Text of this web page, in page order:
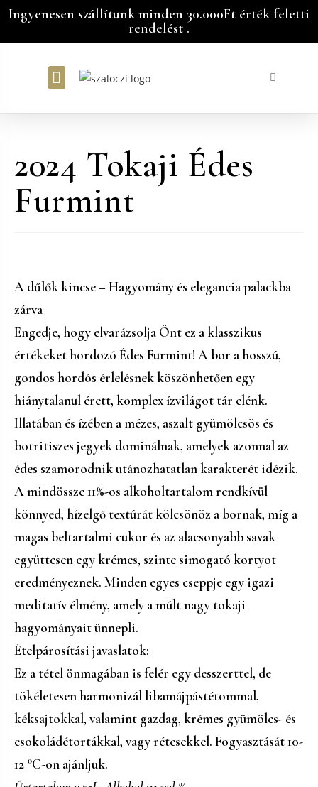
Ingyenesen szállítunk minden 30.000Ft érték feletti
rendelést .
2024 Tokaji Édes
Furmint
A dűlők kincse – Hagyomány és elegancia palackba
zárva
Engedje, hogy elvarázsolja Önt ez a klasszikus
értékeket hordozó Édes Furmint! A bor a hosszú,
gondos hordós érlelésnek köszönhetően egy
hiánytalanul érett, komplex ízvilágot tár elénk.
Illatában és ízében a mézes, aszalt gyümölcsös és
botritiszes jegyek dominálnak, amelyek azonnal az
édes szamorodnik utánozhatatlan karakterét idézik.
A mindössze 11%-os alkoholtartalom rendkívül
könnyed, hízelgő textúrát kölcsönöz a bornak, míg a
magas beltartalmi cukor és az alacsonyabb savak
együttesen egy krémes, szinte simogató kortyot
eredményeznek. Minden egyes cseppje egy igazi
meditatív élmény, amely a múlt nagy tokaji
hagyományait ünnepli.
Ételpárosítási javaslatok:
Ez a tétel önmagában is felér egy desszerttel, de
tökéletesen harmonizál libamájpástétommal,
kéksajtokkal, valamint gazdag, krémes gyümölcs- és
csokoládétortákkal, vagy rétesekkel. Fogyasztását10-
12 °C-on ajánljuk.